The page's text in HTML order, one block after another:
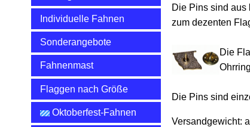
Individuelle Fahnen
Sonderangebote
Fahnenmast
Flaggen nach Größe
Oktoberfest-Fahnen
Die Pins sind aus
zum dezenten
Die
Die Pins sind
Versandgewicht: